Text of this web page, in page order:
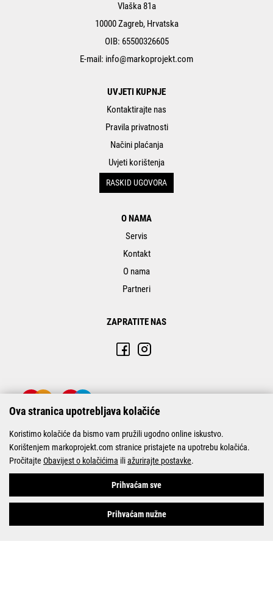
Vlaška 81a
10000 Zagreb, Hrvatska
OIB: 65500326605
E-mail: info@markoprojekt.com
UVJETI KUPNJE
Kontaktirajte nas
Pravila privatnosti
Načini plaćanja
Uvjeti korištenja
RASKID UGOVORA
O NAMA
Servis
Kontakt
O nama
Partneri
ZAPRATITE NAS
© Marko-Projekt 2026
Ova stranica upotrebljava kolačiće
Koristimo kolačiće da bismo vam pružili ugodno online iskustvo.
Korištenjem markoprojekt.com stranice pristajete na upotrebu kolačića.
Pročitajte Obavijest o kolačićima iliažurirajte postavke.
Prihvaćam sve
Prihvaćam nužne